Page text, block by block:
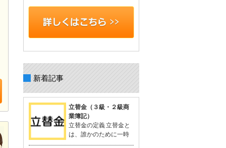
新着記事
立替金（３級・２級商
業簿記）
立替金の定義 立替金と
は、誰かのために一時
的に支払った代金で、